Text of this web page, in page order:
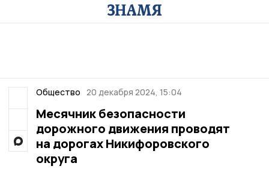
Общество 20 декабря 2024, 15:04
Месячник безопасности
дорожного движения проводят
на дорогах Никифоровского
округа